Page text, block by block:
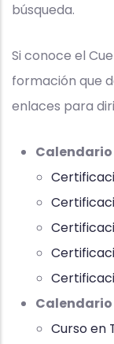
búsqueda.
Si conoce el
formación que
enlaces para
Curso en